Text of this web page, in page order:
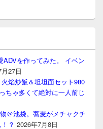
を作ってみた。 イベン
27日
焰炒飯＆坦坦面セット980
ちゃ多くて絶対に一人前じ
＠池袋。蕎麦がメチャクチ
？ 2026年7月8日